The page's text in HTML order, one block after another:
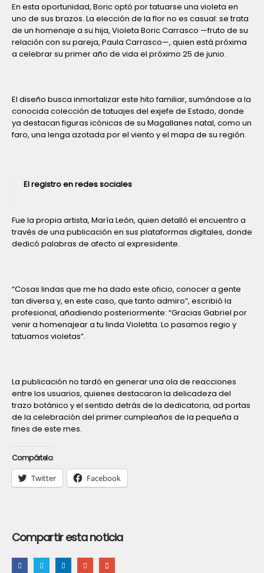
En esta oportunidad, Boric optó por tatuarse una violeta en
uno de sus brazos. La elección de la flor no es casual: se trata
de un homenaje a su hija, Violeta Boric Carrasco —fruto de su
relación con su pareja, Paula Carrasco—, quien está próxima
a celebrar su primer año de vida el próximo 25 de junio.
El diseño busca inmortalizar este hito familiar, sumándose a la
conocida colección de tatuajes del exjefe de Estado, donde
ya destacan figuras icónicas de su Magallanes natal, como un
faro, una lenga azotada por el viento y el mapa de su región.
El registro en redes sociales
Fue la propia artista, María León, quien detalló el encuentro a
través de una publicación en sus plataformas digitales, donde
dedicó palabras de afecto al expresidente.
“Cosas lindas que me ha dado este oficio, conocer a gente
tan diversa y, en este caso, que tanto admiro”, escribió la
profesional, añadiendo posteriormente: “Gracias Gabriel por
venir a homenajear a tu linda Violetita. Lo pasamos regio y
tatuamos violetas”.
La publicación no tardó en generar una ola de reacciones
entre los usuarios, quienes destacaron la delicadeza del
trazo botánico y el sentido detrás de la dedicatoria, ad portas
de la celebración del primer cumpleaños de la pequeña a
fines de este mes.
Compártelo:
Twitter Facebook
Compartir esta noticia